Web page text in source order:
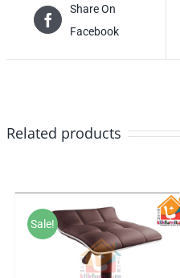
Share On
Facebook
Related products
Sale!